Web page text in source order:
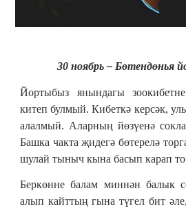
30 ноябрь – Бөтендөнья
Йортыбыз янындагы
китеп булмый. Кибеткә керсәк,
алалмый. Аларның йөзүенә
Башка чакта җидегә бөтерелә
шулай тыныч кына басып карап
Беркөнне балам миннән балык
алып кайттың гына түгел бит